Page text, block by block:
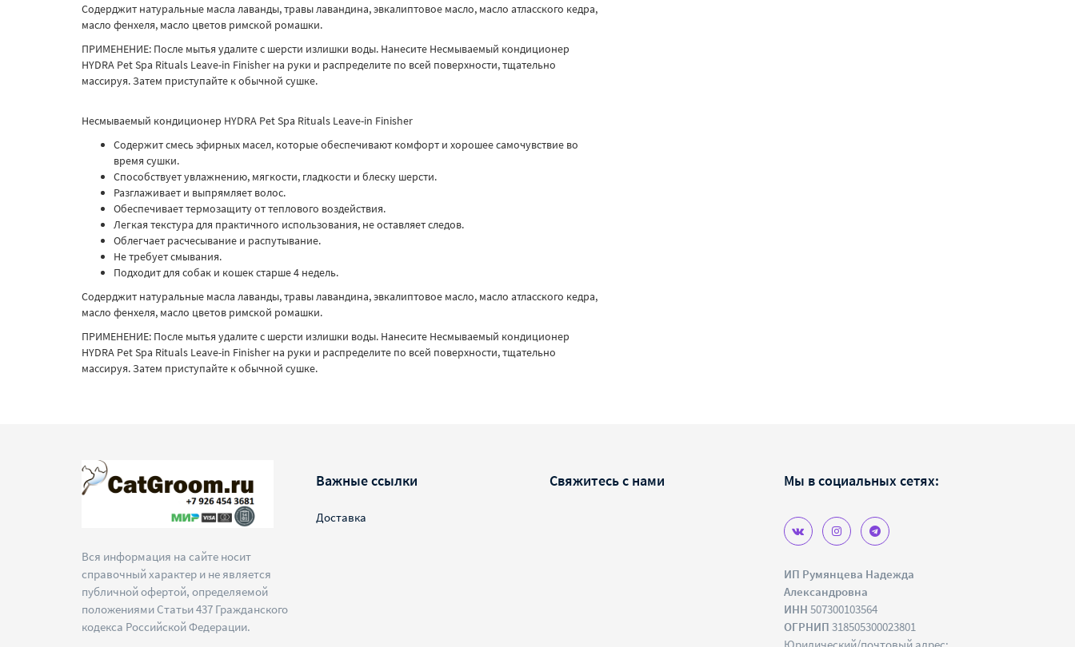
Содерджит натуральные масла лаванды, травы лавандина, эвкалиптовое масло, масло атласского кедра,
масло фенхеля, масло цветов римской ромашки.
ПРИМЕНЕНИЕ: После мытья удалите с шерсти излишки воды. Нанесите Несмываемый кондиционер
HYDRA Pet Spa Rituals Leave-in Finisher на руки и распределите по всей поверхности, тщательно
массируя. Затем приступайте к обычной сушке.
Несмываемый кондиционер HYDRA Pet Spa Rituals Leave-in Finisher
Содержит смесь эфирных масел, которые обеспечивают комфорт и хорошее самочувствие во
время сушки.
Способствует увлажнению, мягкости, гладкости и блеску шерсти.
Разглаживает и выпрямляет волос.
Обеспечивает термозащиту от теплового воздействия.
Легкая текстура для практичного использования, не оставляет следов.
Облегчает расчесывание и распутывание.
Не требует смывания.
Подходит для собак и кошек старше 4 недель.
Содерджит натуральные масла лаванды, травы лавандина, эвкалиптовое масло, масло атласского кедра,
масло фенхеля, масло цветов римской ромашки.
ПРИМЕНЕНИЕ: После мытья удалите с шерсти излишки воды. Нанесите Несмываемый кондиционер
HYDRA Pet Spa Rituals Leave-in Finisher на руки и распределите по всей поверхности, тщательно
массируя. Затем приступайте к обычной сушке.
Вся информация на сайте носит
справочный характер и не является
публичной офертой, определяемой
положениями Статьи 437 Гражданского
кодекса Российской Федерации.
Важные ссылки
Доставка
Свяжитесь с нами Мы в социальных сетях:
ИП Румянцева Надежда
Александровна
ИНН 507300103564
ОГРНИП 318505300023801